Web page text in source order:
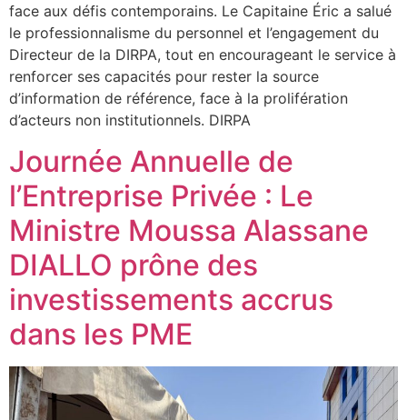
face aux défis contemporains. Le Capitaine Éric a salué
le professionnalisme du personnel et l’engagement du
Directeur de la DIRPA, tout en encourageant le service à
renforcer ses capacités pour rester la source
d’information de référence, face à la prolifération
d’acteurs non institutionnels. DIRPA
Journée Annuelle de
l’Entreprise Privée : Le
Ministre Moussa Alassane
DIALLO prône des
investissements accrus
dans les PME